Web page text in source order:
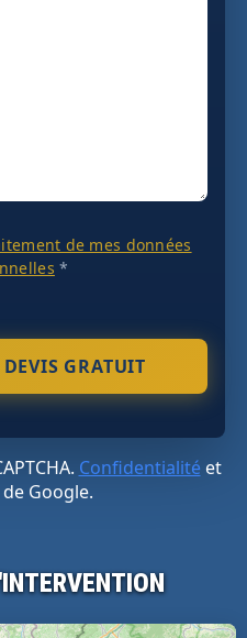
de mes données
*
Confidentialitéet
de Google.